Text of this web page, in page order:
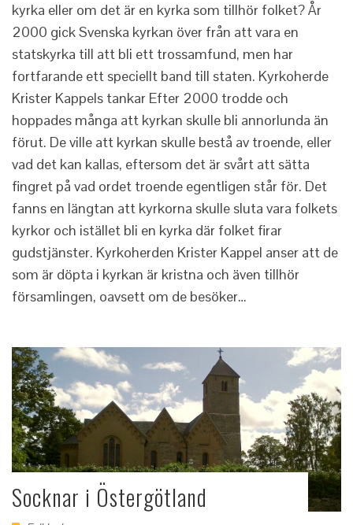
kyrka eller om det är en kyrka som tillhör folket? År
2000 gick Svenska kyrkan över från att vara en
statskyrka till att bli ett trossamfund, men har
fortfarande ett speciellt band till staten. Kyrkoherde
Krister Kappels tankar Efter 2000 trodde och
hoppades många att kyrkan skulle bli annorlunda än
förut. De ville att kyrkan skulle bestå av troende, eller
vad det kan kallas, eftersom det är svårt att sätta
fingret på vad ordet troende egentligen står för. Det
fanns en längtan att kyrkorna skulle sluta vara folkets
kyrkor och istället bli en kyrka där folket firar
gudstjänster. Kyrkoherden Krister Kappel anser att de
som är döpta i kyrkan är kristna och även tillhör
församlingen, oavsett om de besöker…
Socknar i Östergötland